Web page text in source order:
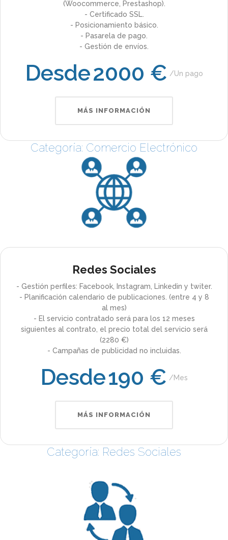
(Woocommerce, Prestashop).
- Certificado SSL.
- Posicionamiento básico.
- Pasarela de pago.
- Gestión de envíos.
Desde2000 € Un pago
MÁS INFORMACIÓN
Categoría: Comercio Electrónico
Redes Sociales
- Gestión perfiles: Facebook, Instagram, Linkedin y twiter.
- Planificación calendario de publicaciones. (entre 4 y 8
al mes)
- El servicio contratado será para los 12 meses
siguientes al contrato, el precio total del servicio será
(2280 €)
- Campañas de publicidad no incluidas.
Desde190 € Mes
MÁS INFORMACIÓN
Categoría: Redes Sociales